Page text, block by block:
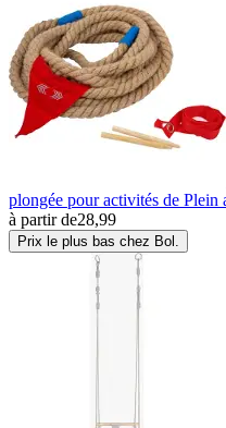
plongée pour activités de
à partir de28,99
Prix le plus bas chez Bol.